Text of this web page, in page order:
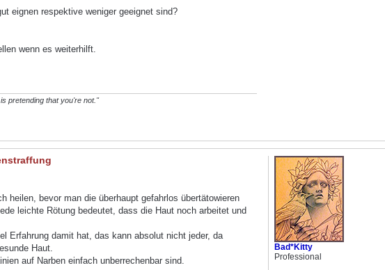
eignen respektive weniger geeignet sind?
wenn es weiterhilft.
pretending that you're not."
heilen, bevor man die überhaupt gefahrlos übertätowieren
leichte Rötung bedeutet, dass die Haut noch arbeitet und
Erfahrung damit hat, das kann absolut nicht jeder, da
Haut.
auf Narben einfach unberrechenbar sind.
Bad*Kitty
Professional